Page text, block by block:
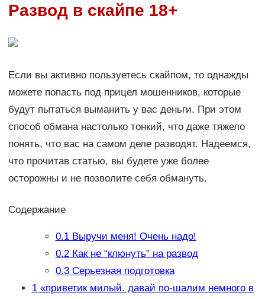
Развод в скайпе 18+
Если вы активно пользуетесь скайпом, то однажды
можете попасть под прицел мошенников, которые
будут пытаться выманить у вас деньги. При этом
способ обмана настолько тонкий, что даже тяжело
понять, что вас на самом деле разводят. Надеемся,
что прочитав статью, вы будете уже более
осторожны и не позволите себя обмануть.
Содержание
0.1Выручи меня! Очень надо!
0.2Как не “клюнуть” на развод
0.3Серьезная подготовка
1«приветик милый. давай по-шалим немного в